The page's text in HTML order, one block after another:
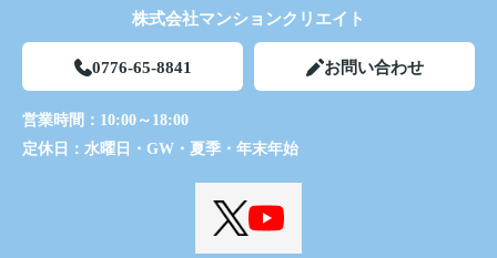
株式会社マンションクリエイト
0776-65-8841 お問い合わせ
営業時間： 10:00～18:00
定休日： 水曜日・GW・夏季・年末年始